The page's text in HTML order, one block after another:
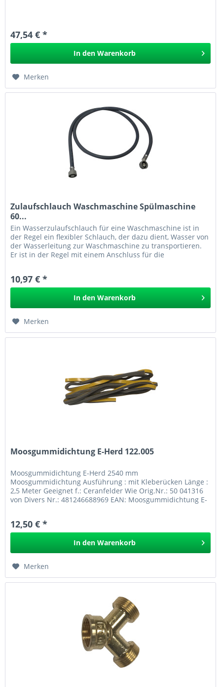
47,54 € *
In den Warenkorb
Merken
Zulaufschlauch Waschmaschine Spülmaschine
60...
Ein Wasserzulaufschlauch für eine Waschmaschine ist in
der Regel ein flexibler Schlauch, der dazu dient, Wasser von
der Wasserleitung zur Waschmaschine zu transportieren.
Er ist in der Regel mit einem Anschluss für die
10,97 € *
In den Warenkorb
Merken
Moosgummidichtung E-Herd 122.005
Moosgummidichtung E-Herd 2540 mm
Moosgummidichtung Ausführung : mit Kleberücken Länge :
2,5 Meter Geeignet f.: Ceranfelder Wie Orig.Nr.: 50 041316
von Divers Nr.: 481246688969 EAN: Moosgummidichtung E-
12,50 € *
In den Warenkorb
Merken